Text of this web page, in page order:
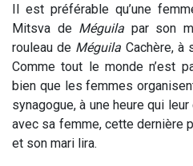
Il est préférable qu’une
Mitsva de Méguila par son
rouleau de Méguila Cachère, à
Comme tout le monde n’est
bien que les femmes
synagogue, à une heure qui
avec sa femme, cette dernière
et son mari lira.